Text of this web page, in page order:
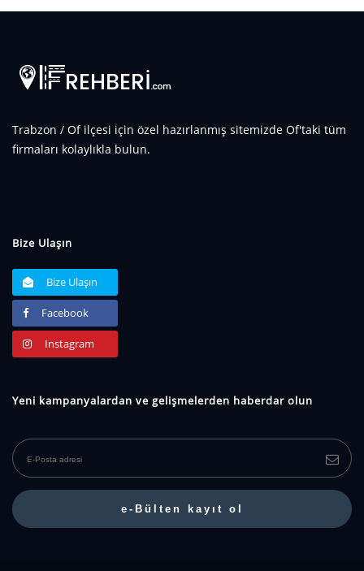
Trabzon / Of ilçesi için özel hazırlanmış sitemizde Of'taki tüm
firmaları kolaylıkla bulun.
Bize Ulaşın
Bize Ulaşın
Facebook
Instagram
Yeni kampanyalardan ve gelişmelerden haberdar olun